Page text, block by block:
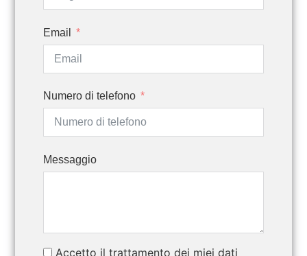
Email
Numero di telefono
Messaggio
Accetto il trattamento dei miei dati